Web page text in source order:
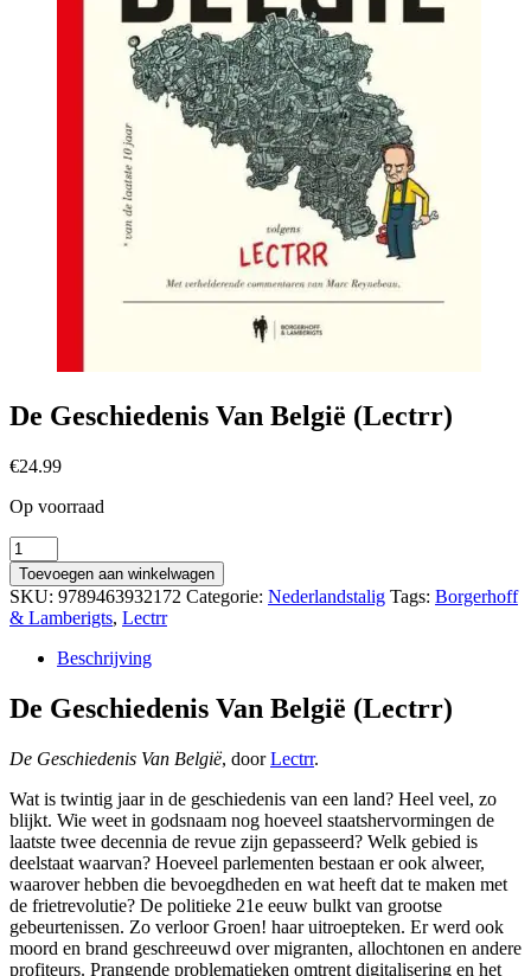
De Geschiedenis Van België (Lectrr)
€24.99
Op voorraad
De
Geschiedenis
Van
België
(Lectrr)
aantal
Toevoegen aan winkelwagen
SKU: 9789463932172 Categorie: Nederlandstalig Tags: Borgerhoff
& Lamberigts, Lectrr
Beschrijving
De Geschiedenis Van België (Lectrr)
De Geschiedenis Van België, doorLectrr.
Wat is twintig jaar in de geschiedenis van een land? Heel veel, zo
blijkt. Wie weet in godsnaam nog hoeveel staatshervormingen de
laatste twee decennia de revue zijn gepasseerd? Welk gebied is
deelstaat waarvan? Hoeveel parlementen bestaan er ook alweer,
waarover hebben die bevoegdheden en wat heeft dat te maken met
de frietrevolutie? De politieke 21e eeuw bulkt van grootse
gebeurtenissen. Zo verloor Groen! haar uitroepteken. Er werd ook
moord en brand geschreeuwd over migranten, allochtonen en andere
profiteurs. Prangende problematieken omtrent digitalisering en het